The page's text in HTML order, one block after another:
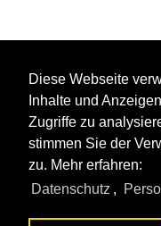
Diese Webseite
Inhalte und
Zugriffe zu
stimmen Sie der
zu. Mehr erfahren:
Datenschutz ,